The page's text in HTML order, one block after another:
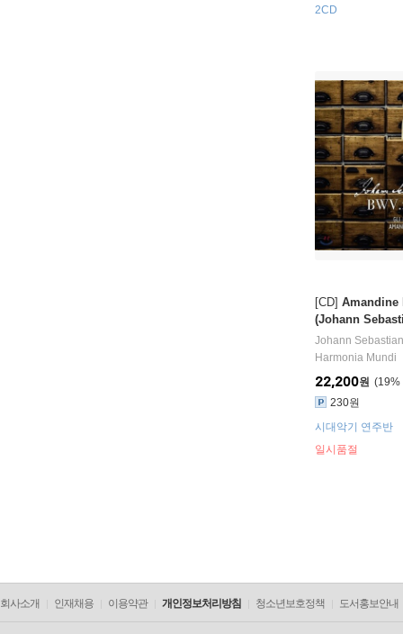
2CD
[CD] Amandine
(Johann
or not?)
Johann
Harmonia Mundi
19%
22,200원
230원
일시품절
시대악기 연주반
회사소개 인재채용 이용약관 개인정보처리방침 청소년보호정책 도서홍보안내